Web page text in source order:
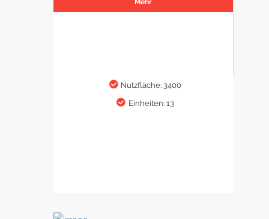
Mehr
Nutzfläche: 3400
Einheiten: 13